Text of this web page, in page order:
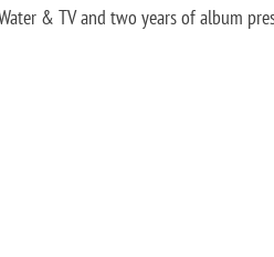
& TV and two years of album